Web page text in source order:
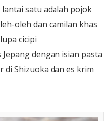
satu adalah pojok
oleh dan camilan khas
cicipi
Jepang dengan isian pasta
di Shizuoka dan es krim